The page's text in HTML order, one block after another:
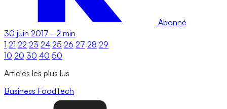
Abonné
30 juin 2017 - 2 min
1 21 22 23 24 25 26 27 28 29
10 20 30 40 50
Articles les plus lus
Business FoodTech